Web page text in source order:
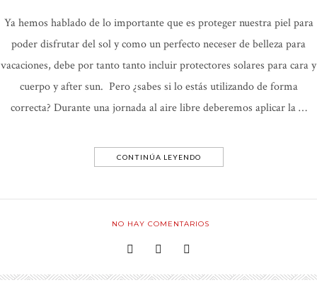
Ya hemos hablado de lo importante que es proteger nuestra piel para
poder disfrutar del sol y como un perfecto neceser de belleza para
vacaciones, debe por tanto tanto incluir protectores solares para cara y
cuerpo y after sun. Pero ¿sabes si lo estás utilizando de forma
correcta? Durante una jornada al aire libre deberemos aplicar la …
CONTINÚA LEYENDO
NO HAY COMENTARIOS